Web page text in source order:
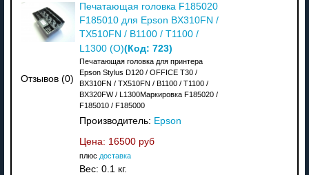
Отзывов (0)
Печатающая головка F185020
F185010 для Epson BX310FN /
TX510FN / B1100 / T1100 /
L1300 (О)(Код: 723)
Печатающая головка для принтера
Epson Stylus D120 / OFFICE T30 /
BX310FN / TX510FN / B1100 / T1100 /
BX320FW / L1300Маркировка F185020 /
F185010 / F185000
Производитель: Epson
Цена: 16500 руб
плюс доставка
Вес: 0.1 кг.